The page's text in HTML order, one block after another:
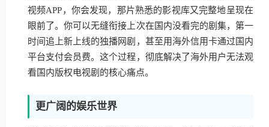
视频APP，你会发现，那片熟悉的影视库又完整地呈现在
眼前了。你可以无缝衔接上次在国内没看完的剧集，第一
时间追上新上线的独播网剧，甚至用海外信用卡通过国内
平台支付会员费。这个过程，彻底解决了海外用户无法观
看国内版权电视剧的核心痛点。
更广阔的娱乐世界